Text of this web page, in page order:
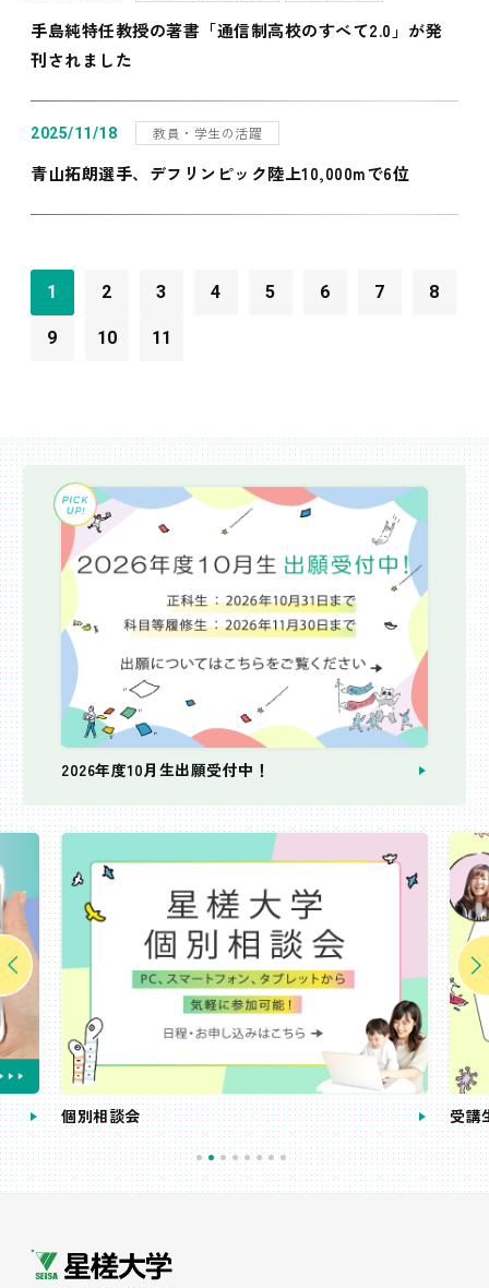
手島純特任教授の著書「通信制高校のすべて2.0」が発
刊されました
2025/11/18 教員・学生の活躍
青山拓朗選手、デフリンピック陸上10,000mで6位
1 2 3 4 5 6 7 8
9 10 11
2026年度10月生出願受付中！
個別相談会 受講